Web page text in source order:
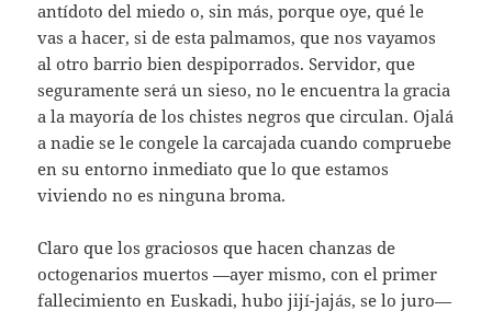
antídoto del miedo o, sin más, porque oye, qué le
vas a hacer, si de esta palmamos, que nos vayamos
al otro barrio bien despiporrados. Servidor, que
seguramente será un sieso, no le encuentra la gracia
a la mayoría de los chistes negros que circulan. Ojalá
a nadie se le congele la carcajada cuando compruebe
en su entorno inmediato que lo que estamos
viviendo no es ninguna broma.
Claro que los graciosos que hacen chanzas de
octogenarios muertos —ayer mismo, con el primer
fallecimiento en Euskadi, hubo jijí-jajás, se lo juro—